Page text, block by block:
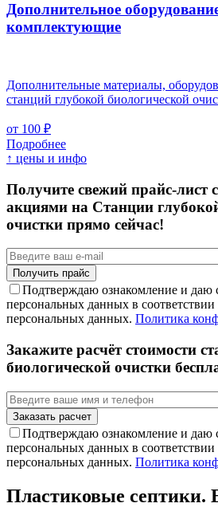
Дополнительное
комплектующие
Дополнительные материалы,
станций глубокой биологической
от 100 ₽
Подробнее
↑ цены и инфо
Получите свежий прайс-лист
акциями на Станции
очистки прямо сейчас!
Подтверждаю ознакомление и даю
персональных данных в
персональных данных. Политика
Закажите расчёт стоимости
биологической очистки
Подтверждаю ознакомление и даю
персональных данных в
персональных данных. Политика
Пластиковые септики.